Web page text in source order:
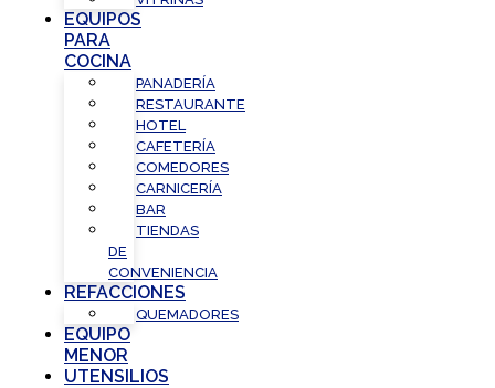
EQUIPOS
PARA
COCINA
PANADERÍA
RESTAURANTE
HOTEL
CAFETERÍA
COMEDORES
CARNICERÍA
BAR
TIENDAS
DE
CONVENIENCIA
REFACCIONES
QUEMADORES
EQUIPO
MENOR
UTENSILIOS